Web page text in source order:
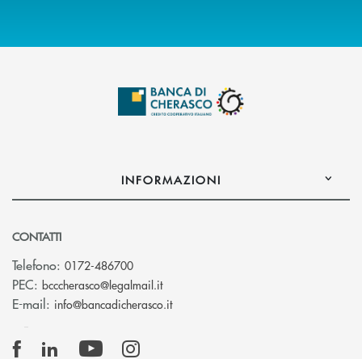
INFORMAZIONI
CONTATTI
Telefono: 0172-486700
PEC: bcccherasco@legalmail.it(si apre l’app di posta elettronica)
E-mail: info@bancadicherasco.it(si apre l’app di posta elettronica)